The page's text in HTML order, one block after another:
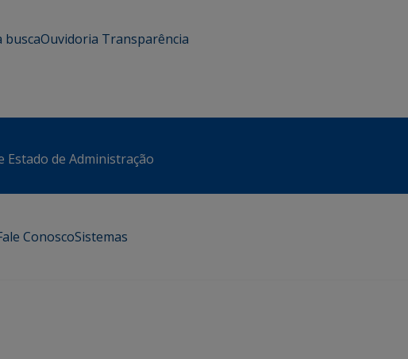
buscaOuvidoria Transparência
Estado de Administração
ConoscoSistemas